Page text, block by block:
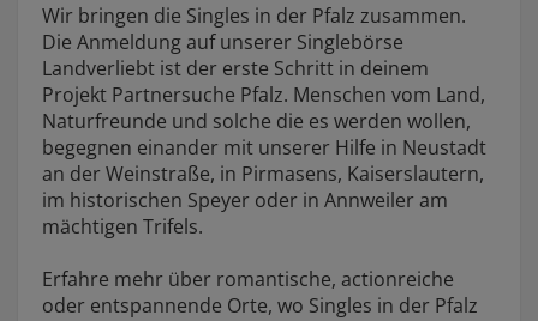
Wir bringen die Singles in der Pfalz zusammen.
Die Anmeldung auf unserer Singlebörse
Landverliebt ist der erste Schritt in deinem
Projekt Partnersuche Pfalz. Menschen vom Land,
Naturfreunde und solche die es werden wollen,
begegnen einander mit unserer Hilfe in Neustadt
an der Weinstraße, in Pirmasens, Kaiserslautern,
im historischen Speyer oder in Annweiler am
mächtigen Trifels.
Erfahre mehr über romantische, actionreiche
oder entspannende Orte, wo Singles in der Pfalz